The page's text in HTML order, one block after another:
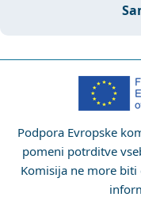
Podpora Evropske
pomeni potrditve
Komisija ne more